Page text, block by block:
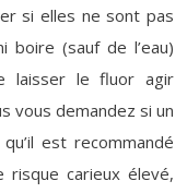
si elles ne sont pas
boire (sauf de l’eau)
laisser le fluor agir
vous demandez si un
est recommandé
risque carieux élevé,